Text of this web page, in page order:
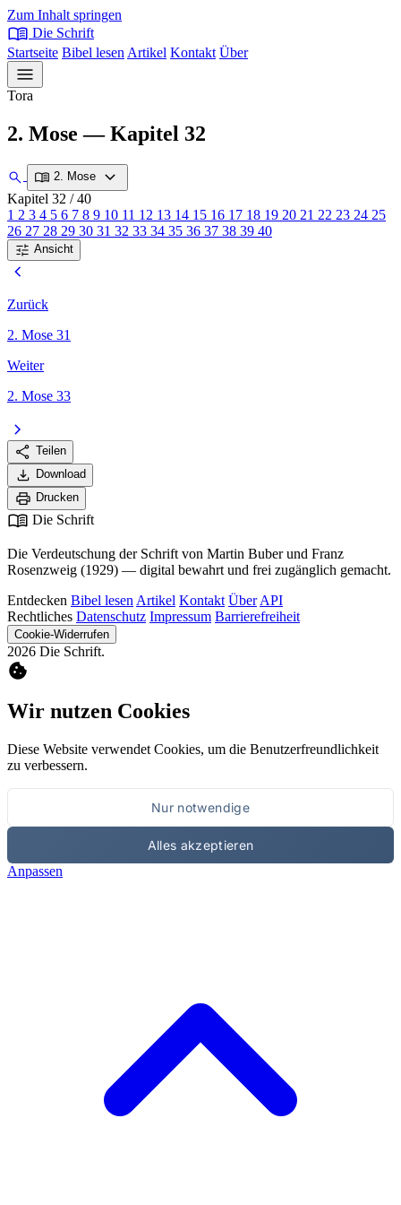
Zum Inhalt springen
menu_book Die Schrift
Startseite Bibel lesen Artikel Kontakt Über
menu
Tora
2. Mose — Kapitel 32
search menu_book 2. Mose expand_more
Kapitel 32 / 40
1 2 3 4 5 6 7 8 9 10 11 12 13 14 15 16 17 18 19 20 21 22 23 24 25
26 27 28 29 30 31 32 33 34 35 36 37 38 39 40
tune Ansicht
chevron_left
Zurück
2. Mose 31
Weiter
2. Mose 33
chevron_right
share Teilen
download Download
print Drucken
menu_book Die Schrift
Die Verdeutschung der Schrift von Martin Buber und Franz
Rosenzweig (1929) — digital bewahrt und frei zugänglich gemacht.
Entdecken Bibel lesen Artikel Kontakt Über API
Rechtliches Datenschutz Impressum Barrierefreiheit
Cookie-Widerrufen
2026 Die Schrift.
cookie
Wir nutzen Cookies
Diese Website verwendet Cookies, um die Benutzerfreundlichkeit
zu verbessern.
Nur notwendige
Alles akzeptieren
Anpassen